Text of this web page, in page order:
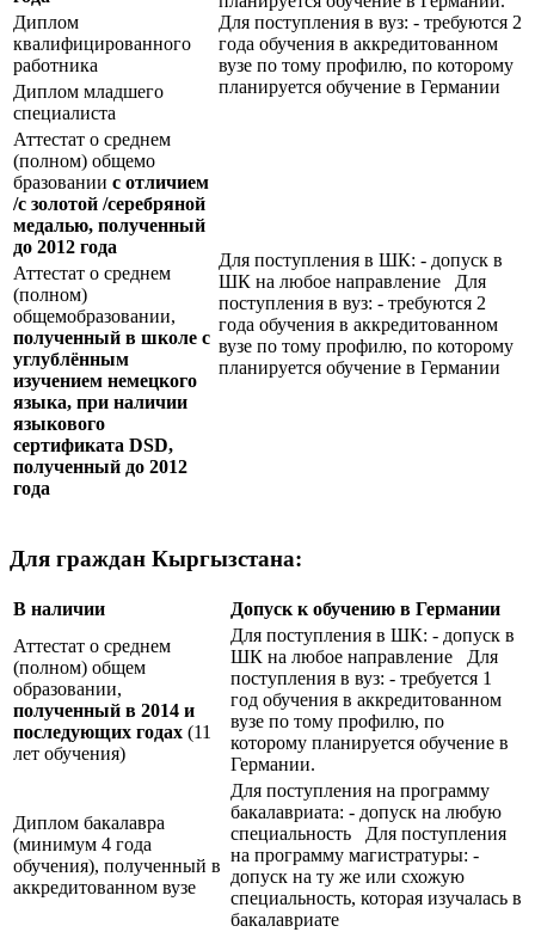
Для поступления в вуз: - требуются 2
года обучения в аккредитованном
вузе по тому профилю, по которому
планируется обучение в Германии
Диплом
квалифицированного
работника
Диплом младшего
специалиста
Аттестат о среднем
(полном) общемо
бразовании с отличием
/с золотой /серебряной
медалью, полученный
до 2012 года
Для поступления в ШК: - допуск в
ШК на любое направление Для
поступления в вуз: - требуются 2
года обучения в аккредитованном
вузе по тому профилю, по которому
планируется обучение в Германии
Аттестат о среднем
(полном)
общемобразовании,
полученный в школе с
углублённым
изучением немецкого
языка, при наличии
языкового
сертификата DSD,
полученный до 2012
года
Для граждан Кыргызстана:
В наличии
Допуск к обучению в Германии
Аттестат о среднем
(полном) общем
образовании,
полученный в 2014 и
последующих годах (11
лет обучения)
Для поступления в ШК: - допуск в
ШК на любое направление Для
поступления в вуз: - требуется 1
год обучения в аккредитованном
вузе по тому профилю, по
которому планируется обучение в
Германии.
Диплом бакалавра
(минимум 4 года
обучения), полученный в
аккредитованном вузе
Для поступления на программу
бакалавриата: - допуск на любую
специальность Для поступления
на программу магистратуры: -
допуск на ту же или схожую
специальность, которая изучалась в
бакалавриате